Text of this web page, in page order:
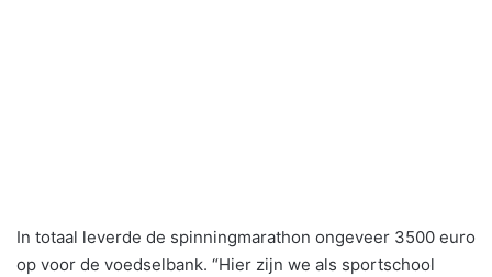
In totaal leverde de spinningmarathon ongeveer 3500 euro
op voor de voedselbank. “Hier zijn we als sportschool